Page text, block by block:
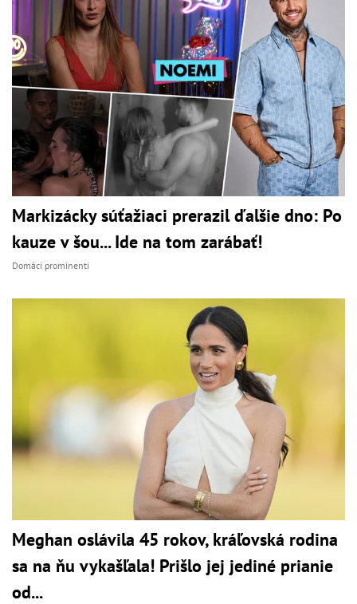
Markizácky súťažiaci prerazil ďalšie dno: Po
kauze v šou... Ide na tom zarábať!
Domáci prominenti
Meghan oslávila 45 rokov, kráľovská rodina
sa na ňu vykašľala! Prišlo jej jediné prianie
od...